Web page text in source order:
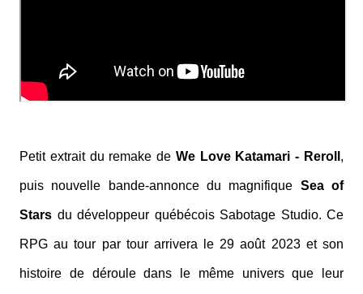
Petit extrait du remake de We Love Katamari - Reroll ,
puis nouvelle bande-annonce du magnifique Sea of
Stars du développeur québécois Sabotage Studio. Ce
RPG au tour par tour arrivera le 29 août 2023 et son
histoire de déroule dans le même univers que leur